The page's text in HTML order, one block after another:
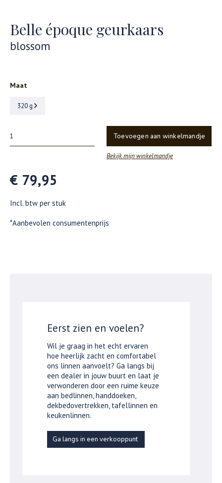
Belle époque geurkaars
blossom
Maat
320 g
Toevoegen aan winkelmandje
Bekijk mijn winkelmandje
€ 79,95
Incl. btw per stuk
*Aanbevolen consumentenprijs
Eerst zien en voelen?
Wil je graag in het echt ervaren
hoe heerlijk zacht en comfortabel
ons linnen aanvoelt? Ga langs bij
een dealer in jouw buurt en laat je
verwonderen door een ruime keuze
aan bedlinnen, handdoeken,
dekbedovertrekken, tafellinnen en
keukenlinnen.
Ga langs in een verkooppunt